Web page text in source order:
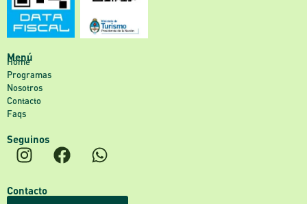
Menú
Home
Programas
Nosotros
Contacto
Faqs
Seguinos
Contacto